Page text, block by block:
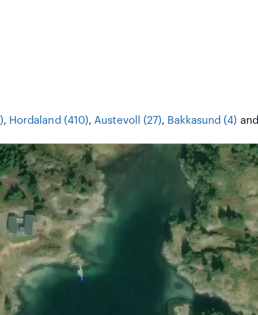
, Hordaland (410),Austevoll (27), Bakkasund (4) and